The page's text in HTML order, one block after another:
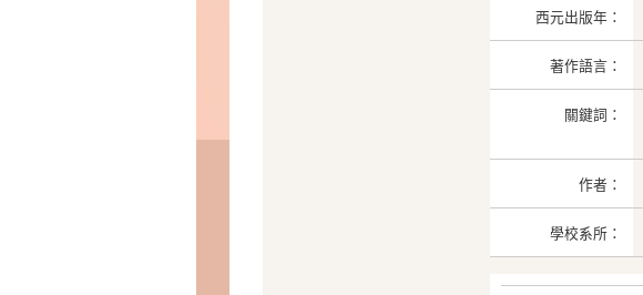
西元出版年：
著作語言：
關鍵詞：
作者：
學校系所：